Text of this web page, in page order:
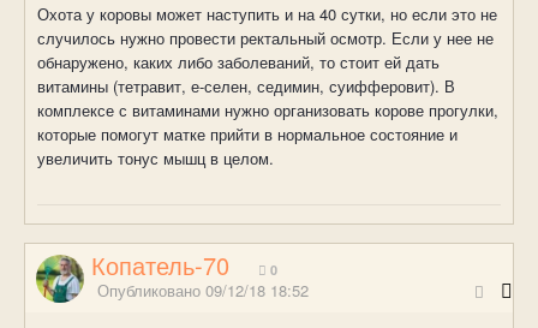
Охота у коровы может наступить и на 40 сутки, но если это не
случилось нужно провести ректальный осмотр. Если у нее не
обнаружено, каких либо заболеваний, то стоит ей дать
витамины (тетравит, е-селен, седимин, суифферовит). В
комплексе с витаминами нужно организовать корове прогулки,
которые помогут матке прийти в нормальное состояние и
увеличить тонус мышц в целом.
Копатель-70 0
Опубликовано 09/12/18 18:52